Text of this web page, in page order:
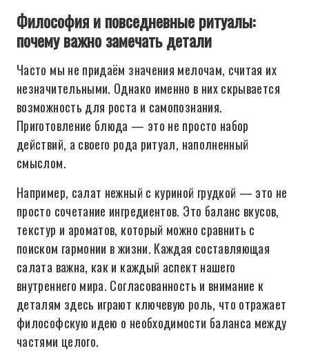
Философия и повседневные ритуалы:
почему важно замечать детали
Часто мы не придаём значения мелочам, считая их
незначительными. Однако именно в них скрывается
возможность для роста и самопознания.
Приготовление блюда — это не просто набор
действий, а своего рода ритуал, наполненный
смыслом.
Например, салат нежный с куриной грудкой — это не
просто сочетание ингредиентов. Это баланс вкусов,
текстур и ароматов, который можно сравнить с
поиском гармонии в жизни. Каждая составляющая
салата важна, как и каждый аспект нашего
внутреннего мира. Согласованность и внимание к
деталям здесь играют ключевую роль, что отражает
философскую идею о необходимости баланса между
частями целого.